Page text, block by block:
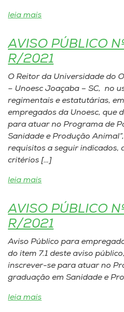
Rádio
Museu
Unoesc
Store
Selecione
A-
leia mais
AVISO PÚBLICO
R/2021
O Reitor da Universidade do
– Unoesc Joaçaba – SC, no
regimentais e estatutárias,
empregados da Unoesc, que
para atuar no Programa de
Sanidade e Produção
requisitos a seguir indicados,
critérios […]
leia mais
AVISO PÚBLICO
R/2021
Aviso Público para
do item 7.1 deste aviso
inscrever-se para atuar no
graduação em Sanidade e
leia mais